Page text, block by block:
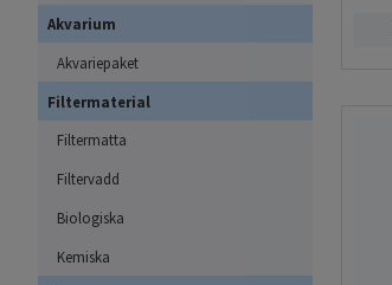
Akvarium
Akvariepaket
Filtermaterial
Filtermatta
Filtervadd
Biologiska
Kemiska